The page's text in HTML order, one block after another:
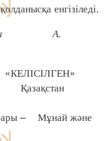
енгізіледі.
А.
Қазақстан
– Мұнай және